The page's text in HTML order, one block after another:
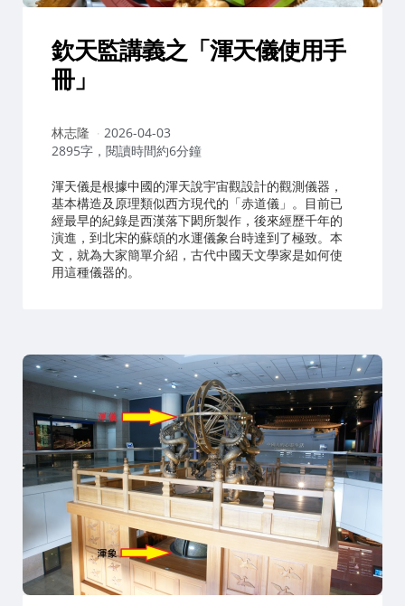
欽天監講義之「渾天儀使用手
冊」
作
者：
林志隆
2026-04-03
2895字，閱讀時間約6分鐘
渾天儀是根據中國的渾天說宇宙觀設計的觀測儀器，
基本構造及原理類似西方現代的「赤道儀」。目前已
經最早的紀錄是西漢落下閎所製作，後來經歷千年的
演進，到北宋的蘇頌的水運儀象台時達到了極致。本
文，就為大家簡單介紹，古代中國天文學家是如何使
用這種儀器的。